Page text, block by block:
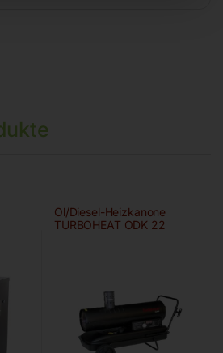
Öl/Diesel-Heizkanone
TURBOHEAT ODK 22